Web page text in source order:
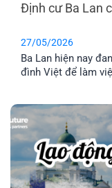
Định cư Ba Lan
27/05/2026
Ba Lan hiện nay
đình Việt để làm